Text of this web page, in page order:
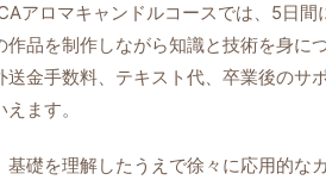
アロマキャンドルコースでは、5日間
品を制作しながら知識と技術を身に
金手数料、テキスト代、卒業後のサ
ます。
礎を理解したうえで徐々に応用的な